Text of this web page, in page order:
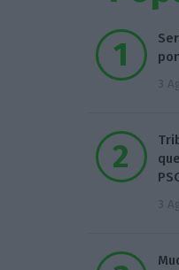
3
3